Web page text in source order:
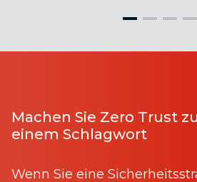
Machen Sie Zero Trust
einem Schlagwort
Wenn Sie eine